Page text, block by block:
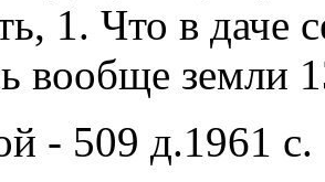
1. Что в даче
вообще земли
- 509 д.1961 с.